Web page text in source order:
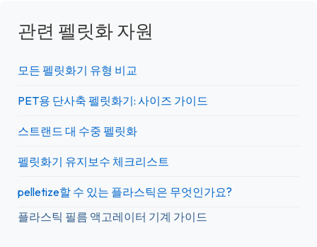
관련 펠릿화 자원
모든 펠릿화기 유형 비교
PET용 단사축 펠릿화기: 사이즈 가이드
스트랜드 대 수중 펠릿화
펠릿화기 유지보수 체크리스트
pelletize할 수 있는 플라스틱은 무엇인가요?
플라스틱 필름 액고레이터 기계 가이드